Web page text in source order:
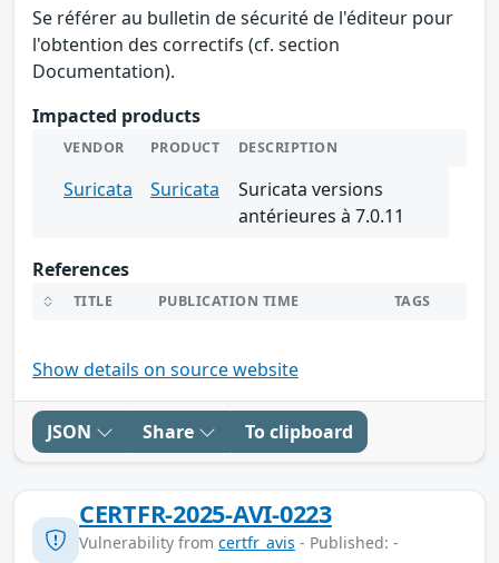
Se référer au bulletin de sécurité de l'éditeur pour
l'obtention des correctifs (cf. section
Documentation).
Impacted products
VENDOR PRODUCT DESCRIPTION
Suricata Suricata
Suricata versions
antérieures à 7.0.11
References
TITLE PUBLICATION TIME TAGS
Show details on source website
JSON Share To clipboard
CERTFR-2025-AVI-0223
Vulnerability from certfr_avis - Published: -